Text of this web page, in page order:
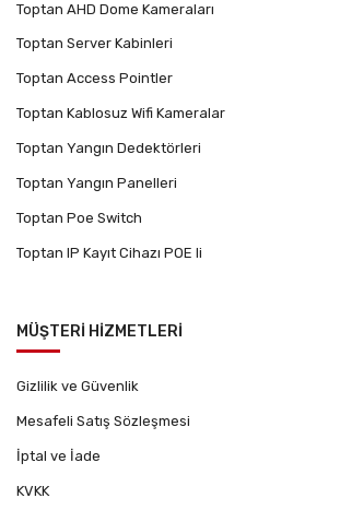
Toptan AHD Dome Kameraları
Toptan Server Kabinleri
Toptan Access Pointler
Toptan Kablosuz Wifi Kameralar
Toptan Yangın Dedektörleri
Toptan Yangın Panelleri
Toptan Poe Switch
Toptan IP Kayıt Cihazı POE li
MÜŞTERİ HİZMETLERİ
Gizlilik ve Güvenlik
Mesafeli Satış Sözleşmesi
İptal ve İade
KVKK